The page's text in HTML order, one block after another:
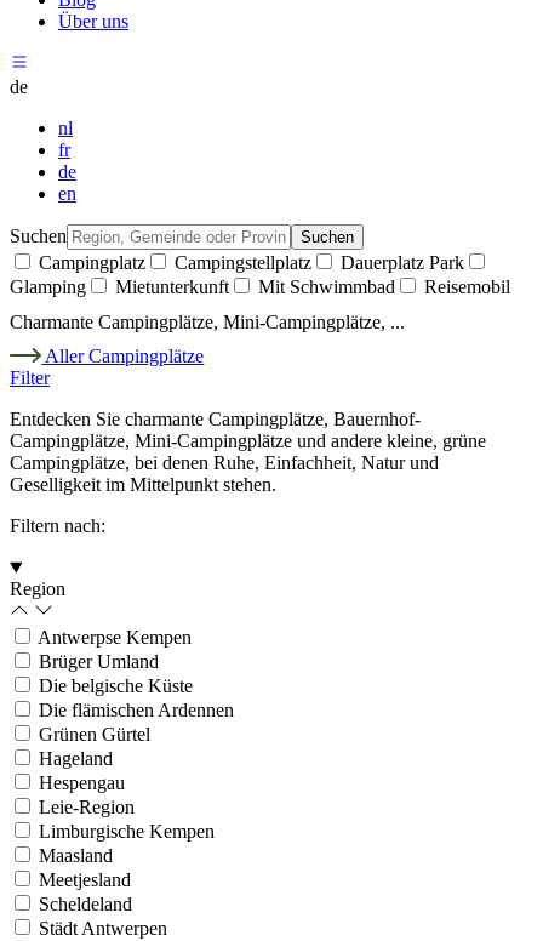
Über uns
de
nl
fr
de
en
Suchen Suchen
Campingplatz Campingstellplatz
Dauerplatz Park
Glamping
Mietunterkunft Mit Schwimmbad
Reisemobil
Charmante Campingplätze, Mini-Campingplätze, ...
Aller Campingplätze
Filter
Entdecken Sie charmante Campingplätze, Bauernhof-
Campingplätze, Mini-Campingplätze und andere kleine, grüne
Campingplätze, bei denen Ruhe, Einfachheit, Natur und
Geselligkeit im Mittelpunkt stehen.
Filtern nach:
Region
Antwerpse Kempen
Brüger Umland
Die belgische Küste
Die flämischen Ardennen
Grünen Gürtel
Hageland
Hespengau
Leie-Region
Limburgische Kempen
Maasland
Meetjesland
Scheldeland
Städt Antwerpen